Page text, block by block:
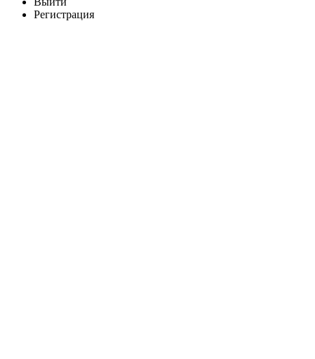
Регистрация